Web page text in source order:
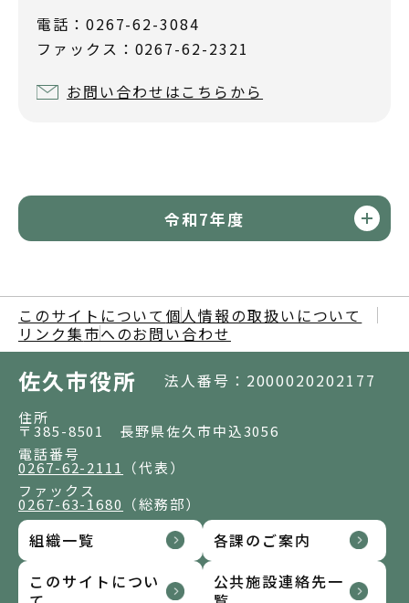
電話：0267-62-3084
ファックス：0267-62-2321
お問い合わせはこちらから
令和7年度
このサイトについて 個人情報の取扱いについて
リンク集市へのお問い合わせ
佐久市役所 法人番号：2000020202177
住所
〒385-8501 長野県佐久市中込3056
電話番号
0267-62-2111
（代表）
ファックス
0267-63-1680 （総務部）
組織一覧
各課のご案内
このサイトについ
公共施設連絡先一